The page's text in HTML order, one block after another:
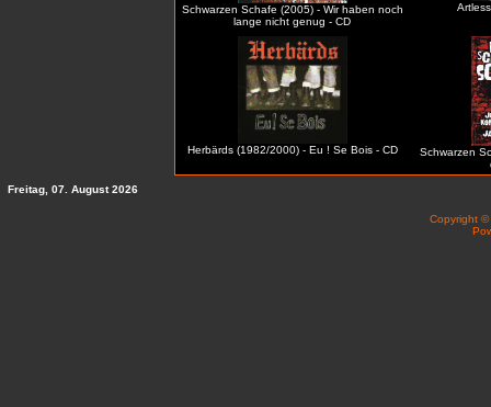
Schwarzen Schafe (2005) - Wir haben noch
lange nicht genug - CD
Herbärds (1982/2000) - Eu ! Se Bois - CD
Schwarzen
Freitag, 07. August 2026
Copyright